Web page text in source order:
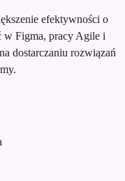
efektywności o
w Figma, pracy Agile i
dostarczaniu rozwiązań